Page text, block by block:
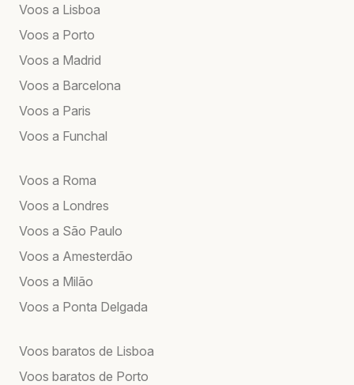
Voos a Lisboa
Voos a Porto
Voos a Madrid
Voos a Barcelona
Voos a Paris
Voos a Funchal
Voos a Roma
Voos a Londres
Voos a São Paulo
Voos a Amesterdão
Voos a Milão
Voos a Ponta Delgada
Voos baratos de Lisboa
Voos baratos de Porto